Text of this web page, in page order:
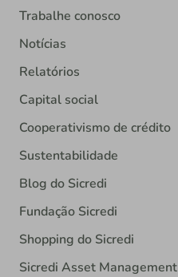
Trabalhe conosco
Notícias
Relatórios
Capital social
Cooperativismo de crédito
Sustentabilidade
Blog do Sicredi
Fundação Sicredi
Shopping do Sicredi
Sicredi Asset Management